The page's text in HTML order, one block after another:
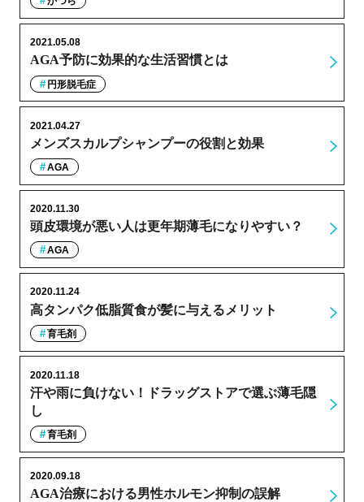
AGA予防に効果的な生活習慣とは
2021.05.08
円形脱毛症
メンズスカルプシャンプーの役割と効果
2021.04.27
AGA
頭皮環境が悪い人は更年期薄毛になりやすい？
2020.11.30
AGA
高タンパク低脂質食が髪に与えるメリット
2020.11.24
育毛剤
汗や雨に負けない！ドラッグストアで選ぶ薄毛隠
し
2020.11.18
育毛剤
AGA治療における男性ホルモン抑制の誤解
2020.09.18